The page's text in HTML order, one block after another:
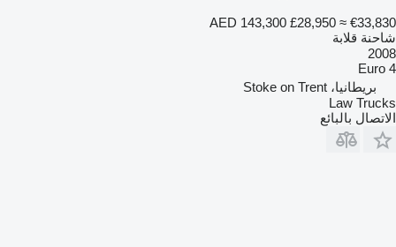
AED 143,300 £28,950 ≈ €33,830
شاحنة قلابة
2008
Euro 4
بريطانيا، Stoke on Trent
Law Trucks
الاتصال بالبائع